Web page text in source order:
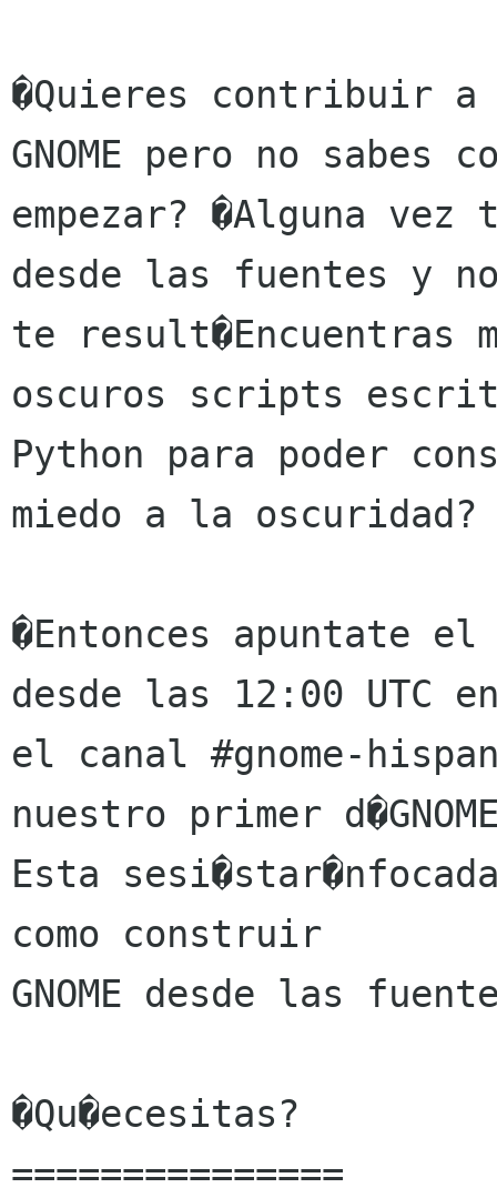
�Quieres contribuir
GNOME pero no sabes
empezar? �Alguna vez
desde las fuentes y
te result�Encuentras
oscuros scripts
Python para poder
miedo a la oscuridad?
�Entonces apuntate el
desde las 12:00 UTC
el canal #gnome-
nuestro primer
Esta
como construir
GNOME desde las
�Qu�ecesitas?
===============